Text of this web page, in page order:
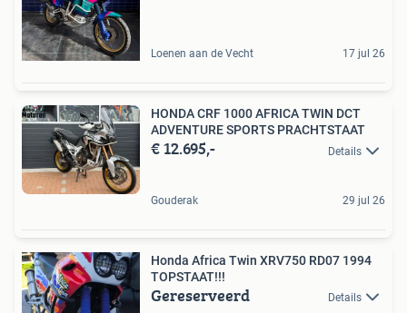
Loenen aan de Vecht 17 jul 26
HONDA CRF 1000 AFRICA TWIN DCT
ADVENTURE SPORTS PRACHTSTAAT
€ 12.695,- Details
Gouderak 29 jul 26
Honda Africa Twin XRV750 RD07 1994
TOPSTAAT!!!
Gereserveerd Details